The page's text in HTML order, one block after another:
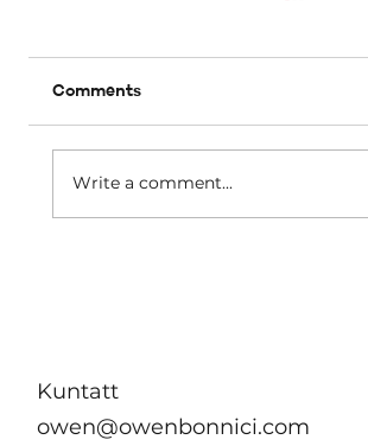
Comments
Write a comment...
Kuntatt
owen@owenbonnici.com